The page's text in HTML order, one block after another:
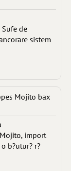
de
sistem
Mojito bax
import
b?utur? r?